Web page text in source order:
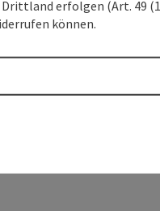
erfolgen (Art. 49
können.